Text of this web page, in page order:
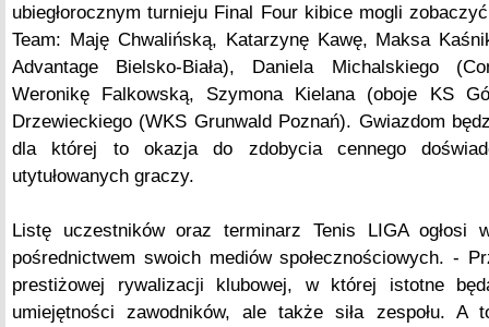
ubiegłorocznym turnieju Final Four kibice mogli
Team: Maję Chwalińską, Katarzynę Kawę, Maksa
Advantage Bielsko-Biała), Daniela Michalskiego
Weronikę Falkowską, Szymona Kielana (oboje KS
Drzewieckiego (WKS Grunwald Poznań). Gwiazdom
dla której to okazja do zdobycia cennego
utytułowanych graczy.
Listę uczestników oraz terminarz Tenis LIGA ogłosi
pośrednictwem swoich mediów społecznościowych. -
prestiżowej rywalizacji klubowej, w której istotne
umiejętności zawodników, ale także siła zespołu. A